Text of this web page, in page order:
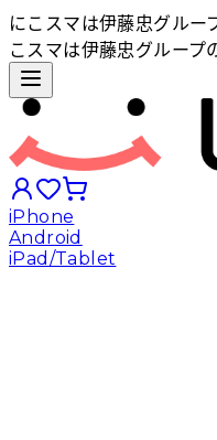
にこスマは伊藤忠グル
こスマは伊藤忠グルー
iPhone
Android
iPad/Tablet